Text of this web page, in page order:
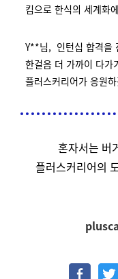
킴으로 한식의 세계
Y**님, 인턴십 합격을
한걸음 더 가까이 다가
플러스커리어가 응원
혼자서는 버
플러스커리어의